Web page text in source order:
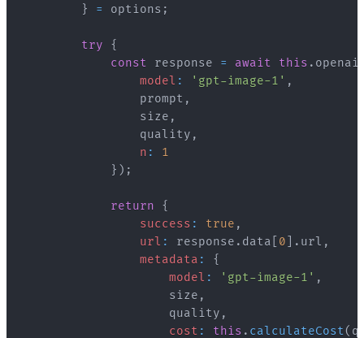
}
= options ;
try
{
const response = await this . openai
model : 'gpt-image-1' ,
                prompt
,
                size
,
                quality
,
n :
1
} ) ;
return
{
success : true ,
url : response . data 0 . url ,
metadata :
{
model : 'gpt-image-1' ,
                    size
,
                    quality
,
cost : this . calculateCost(